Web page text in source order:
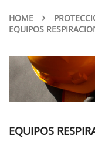
HOME
EQUIPOS
EQUIPOS